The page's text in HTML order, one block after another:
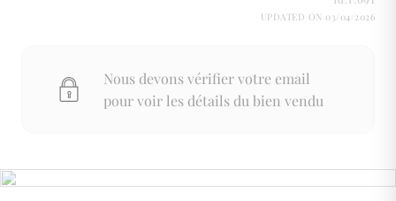
UPDATED ON 03/04/2026
Nous devons vérifier votre email
pour voir les détails du bien vendu